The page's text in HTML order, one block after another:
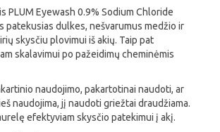
PLUM Eyewash 0.9% Sodium Chloride
patekusias dulkes, nešvarumus medžio ir
skysčiu plovimui iš akių. Taip pat
skalavimui po pažeidimų cheminėmis
naudojimo, pakartotinai naudoti, ar
naudojima, jį naudoti griežtai draudžiama.
efektyviam skysčio patekimui į akį.